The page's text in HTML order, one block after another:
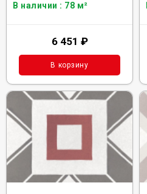
В наличии : 78 м²
6 451 ₽
В корзину